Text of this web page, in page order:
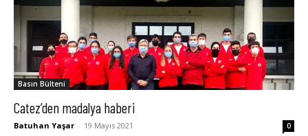
Basın Bülteni
Catez’den madalya haberi
Batuhan Yaşar - 19 Mayıs 2021 0